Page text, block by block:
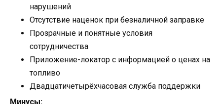
нарушений
Отсутствие наценок при безналичной заправке
Прозрачные и понятные условия
сотрудничества
Приложение-локатор с информацией о ценах на
топливо
Двадцатичетырёхчасовая служба поддержки
Минусы: